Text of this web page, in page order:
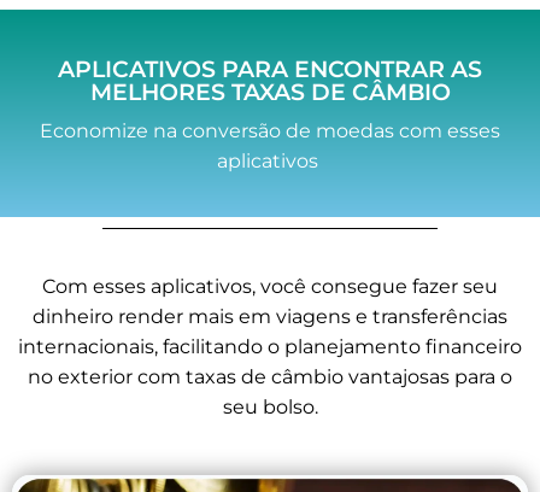
APLICATIVOS PARA ENCONTRAR AS
MELHORES TAXAS DE CÂMBIO
Economize na conversão de moedas com esses
aplicativos
Com esses aplicativos, você consegue fazer seu
dinheiro render mais em viagens e transferências
internacionais, facilitando o planejamento financeiro
no exterior com taxas de câmbio vantajosas para o
seu bolso.